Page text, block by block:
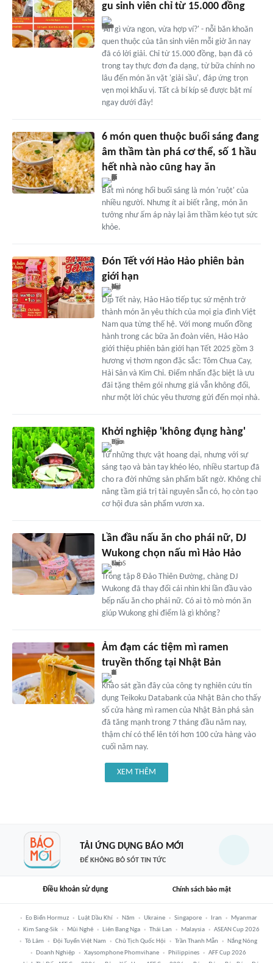
gu sinh viên chỉ từ 15.000 đồng
'Ăn gì vừa ngon, vừa hợp ví?' - nỗi băn khoăn
quen thuộc của tân sinh viên mỗi giờ ăn nay
đã có lời giải. Chỉ từ 15.000 đồng, bạn đã có
trong tay thực đơn đa dạng, từ bữa chính no
lâu đến món ăn vặt 'giải sầu', đáp ứng trọn
vẹn mọi khẩu vị. Tất cả bí kíp sẽ được bật mí
ngay dưới đây!
6 món quen thuộc buổi sáng đang
âm thầm tàn phá cơ thể, số 1 hầu
hết nhà nào cũng hay ăn
Bát mì nóng hổi buổi sáng là món 'ruột' của
nhiều người. Nhưng ít ai biết rằng, món ăn
tưởng như ấm áp này lại âm thầm kéo tụt sức
khỏe.
Đón Tết với Hảo Hảo phiên bản
giới hạn
Dịp Tết này, Hảo Hảo tiếp tục sứ mệnh trở
thành món ăn yêu thích của mọi gia đình Việt
Nam qua từng thế hệ. Với mong muốn đồng
hành trong các bữa ăn đoàn viên, Hảo Hảo
giới thiệu phiên bản giới hạn Tết 2025 gồm 3
hương vị thơm ngon đặc sắc: Tôm Chua Cay,
Hải Sản và Kim Chi. Điểm nhấn đặc biệt là ưu
đãi tặng thêm gói nhưng giá vẫn không đổi,
như một lời chúc yêu thương gửi đến mọi nhà.
Khởi nghiệp 'không đụng hàng'
Từ những thực vật hoang dại, nhưng với sự
sáng tạo và bàn tay khéo léo, nhiều startup đã
cho ra đời những sản phẩm bất ngờ. Không chỉ
nâng tầm giá trị tài nguyên sẵn có, họ còn tạo
cơ hội đưa sản phẩm vươn xa.
Lần đầu nấu ăn cho phái nữ, DJ
Wukong chọn nấu mì Hảo Hảo
Trong tập 8 Đảo Thiên Đường, chàng DJ
Wukong đã thay đổi cái nhìn khi lần đầu vào
bếp nấu ăn cho phái nữ. Có ai tò mò món ăn
giúp Wukong ghi điểm là gì không?
Ảm đạm các tiệm mì ramen
truyền thống tại Nhật Bản
Khảo sát gần đây của công ty nghiên cứu tín
dụng Teikoku Databank của Nhật Bản cho thấy
số cửa hàng mì ramen của Nhật Bản phá sản
đã tăng mạnh trong 7 tháng đầu năm nay,
thậm chí có thể lên tới hơn 100 cửa hàng vào
cuối năm nay.
XEM THÊM
TẢI ỨNG DỤNG BÁO MỚI
ĐỂ KHÔNG BỎ SÓT TIN TỨC
Điều khoản sử dụng Chính sách bảo mật
Eo Biển Hormuz Luật Dầu Khí Năm Ukraine Singapore Iran
Myanmar
Kim Sang-Sik
Mũi Nghê Liên Bang Nga Thái Lan Malaysia
ASEAN Cup 2026
Tô Lâm
Đội Tuyển Việt Nam Chủ Tịch Quốc Hội Trần Thanh Mẫn
Nắng Nóng
Doanh Nghiệp
Xaysomphone Phomvihane Philippines
AFF Cup 2026